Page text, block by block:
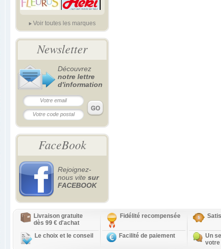
Voir toutes les marques
Newsletter
Découvrez
notre lettre
d'information
FaceBook
Rejoignez-
nous vite sur
FACEBOOK
Livraison gratuite
dès 99 € d'achat
Fidélité recompensée
Le choix et le conseil Facilité de paiement
Un
votre